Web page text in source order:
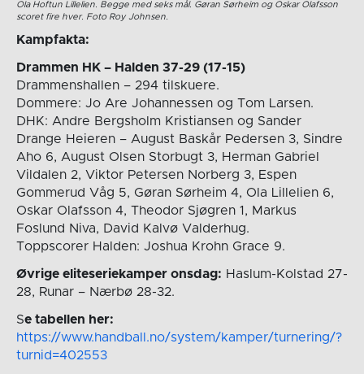
Ola Hoftun Lillelien. Begge med seks mål. Gøran Sørheim og Oskar Olafsson
scoret fire hver. Foto Roy Johnsen.
Kampfakta:
Drammen HK – Halden 37-29 (17-15)
Drammenshallen – 294 tilskuere.
Dommere: Jo Are Johannessen og Tom Larsen.
DHK: Andre Bergsholm Kristiansen og Sander
Drange Heieren – August Baskår Pedersen 3, Sindre
Aho 6, August Olsen Storbugt 3, Herman Gabriel
Vildalen 2, Viktor Petersen Norberg 3, Espen
Gommerud Våg 5, Gøran Sørheim 4, Ola Lillelien 6,
Oskar Olafsson 4, Theodor Sjøgren 1, Markus
Foslund Niva, David Kalvø Valderhug.
Toppscorer Halden: Joshua Krohn Grace 9.
Øvrige eliteseriekamper onsdag: Haslum-Kolstad 27-
28, Runar – Nærbø 28-32.
Se tabellen her:
https://www.handball.no/system/kamper/turnering/?
turnid=402553